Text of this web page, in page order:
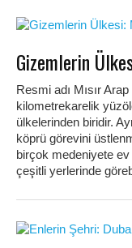
Gizemlerin
Resmi adı Mısır
kilometrekarelik
ülkelerinden biridir.
köprü görevini
birçok medeniyete ev
çeşitli yerlerinde